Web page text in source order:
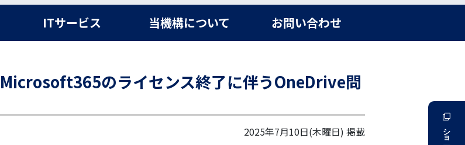
ITサービス 当機構について お問い合わせ
のライセンス終了に伴うOneDrive問
2025年7月10日(木曜日) 掲載